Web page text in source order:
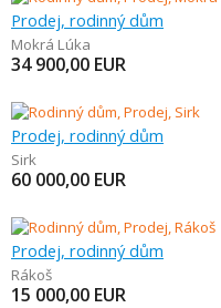
Prodej, rodinný dům
Mokrá Lúka
34 900,00 EUR
Prodej, rodinný dům
Sirk
60 000,00 EUR
Prodej, rodinný dům
Rákoš
15 000,00 EUR